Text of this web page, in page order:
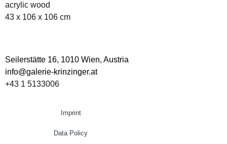
acrylic wood
43 x 106 x 106 cm
Seilerstätte 16, 1010 Wien, Austria
info@galerie-krinzinger.at
+43 1 5133006
Imprint
Data Policy